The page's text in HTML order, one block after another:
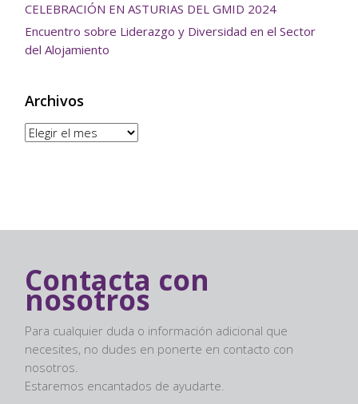
CELEBRACIÓN EN ASTURIAS DEL GMID 2024
Encuentro sobre Liderazgo y Diversidad en el Sector
del Alojamiento
Archivos
Archivos
Contacta con
nosotros
Para cualquier duda o información adicional que
necesites, no dudes en ponerte en contacto con
nosotros.
Estaremos encantados de ayudarte.